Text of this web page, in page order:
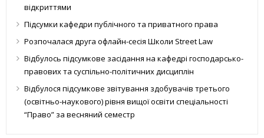
відкриттями
Підсумки кафедри публічного та приватного права
Розпочалася друга офлайн-сесія Школи Street Law
Відбулось підсумкове засідання на кафедрі господарсько-
правових та суспільно-політичних дисциплін
Відбулося підсумкове звітування здобувачів третього
(освітньо-наукового) рівня вищої освіти спеціальності
“Право” за весняний семестр